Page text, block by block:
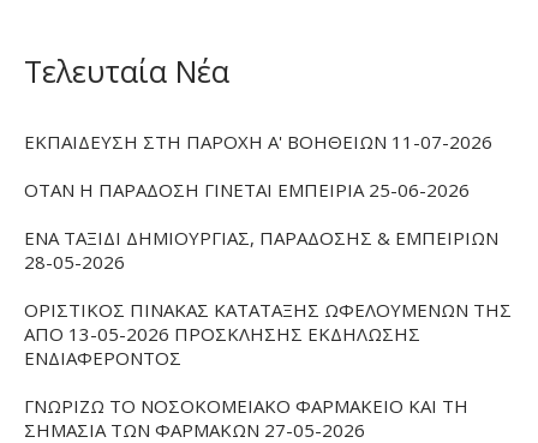
Τελευταία Νέα
ΕΚΠΑΙΔΕΥΣΗ ΣΤΗ ΠΑΡΟΧΗ Α' ΒΟΗΘΕΙΩΝ 11-07-2026
ΟΤΑΝ Η ΠΑΡΑΔΟΣΗ ΓΙΝΕΤΑΙ ΕΜΠΕΙΡΙΑ 25-06-2026
ΕΝΑ ΤΑΞΙΔΙ ΔΗΜΙΟΥΡΓΙΑΣ, ΠΑΡΑΔΟΣΗΣ & ΕΜΠΕΙΡΙΩΝ
28-05-2026
ΟΡΙΣΤΙΚΟΣ ΠΙΝΑΚΑΣ ΚΑΤΑΤΑΞΗΣ ΩΦΕΛΟΥΜΕΝΩΝ ΤΗΣ
ΑΠΟ 13-05-2026 ΠΡΟΣΚΛΗΣΗΣ ΕΚΔΗΛΩΣΗΣ
ΕΝΔΙΑΦΕΡΟΝΤΟΣ
ΓΝΩΡΙΖΩ ΤΟ ΝΟΣΟΚΟΜΕΙΑΚΟ ΦΑΡΜΑΚΕΙΟ ΚΑΙ ΤΗ
ΣΗΜΑΣΙΑ ΤΩΝ ΦΑΡΜΑΚΩΝ 27-05-2026